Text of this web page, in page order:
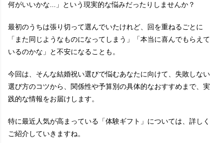
何がいいかな...」という現実的な悩みだったりしませんか？
最初のうちは張り切って選んでいたけれど、回を重ねるごとに
「また同じようなものになってしまう」「本当に喜んでもらえて
いるのかな」と不安になることも。
今回は、そんな結婚祝い選びで悩むあなたに向けて、失敗しない
選び方のコツから、関係性や予算別の具体的なおすすめまで、実
践的な情報をお届けします。
特に最近人気が高まっている「体験ギフト」については、詳しく
ご紹介していきますね。